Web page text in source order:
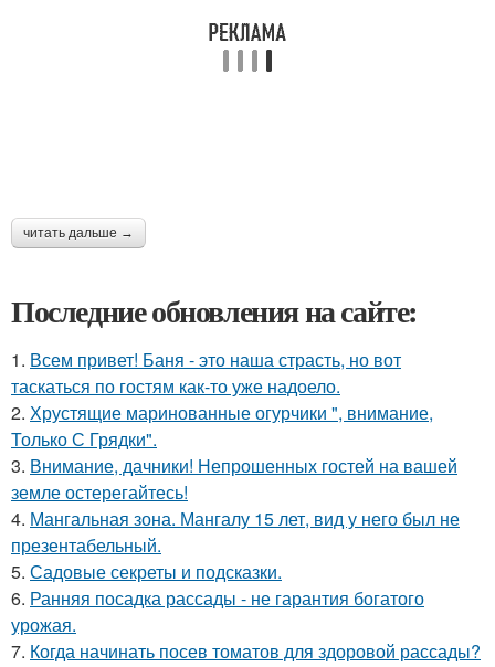
читать дальше →
Последние обновления на сайте:
1. Всем привет! Баня - это наша страсть, но вот
таскаться по гостям как-то уже надоело.
2. Хрустящие маринованные огурчики ", внимание,
Только С Грядки".
3. Внимание, дачники! Непрошенных гостей на вашей
земле остерегайтесь!
4. Мангальная зона. Мангалу 15 лет, вид у него был не
презентабельный.
5. Садовые секреты и подсказки.
6. Ранняя посадка рассады - не гарантия богатого
урожая.
7. Когда начинать посев томатов для здоровой рассады?